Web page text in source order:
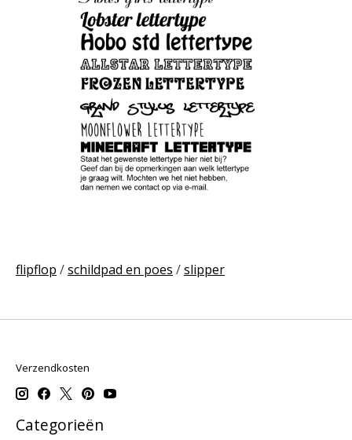
flipflop /schildpad en poes /slipper
Verzendkosten
Categorieën